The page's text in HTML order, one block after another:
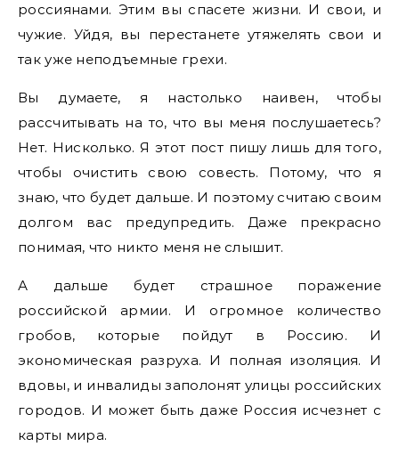
россиянами. Этим вы спасете жизни. И свои, и
чужие. Уйдя, вы перестанете утяжелять свои и
так уже неподъемные грехи.
Вы думаете, я настолько наивен, чтобы
рассчитывать на то, что вы меня послушаетесь?
Нет. Нисколько. Я этот пост пишу лишь для того,
чтобы очистить свою совесть. Потому, что я
знаю, что будет дальше. И поэтому считаю своим
долгом вас предупредить. Даже прекрасно
понимая, что никто меня не слышит.
А дальше будет страшное поражение
российской армии. И огромное количество
гробов, которые пойдут в Россию. И
экономическая разруха. И полная изоляция. И
вдовы, и инвалиды заполонят улицы российских
городов. И может быть даже Россия исчезнет с
карты мира.